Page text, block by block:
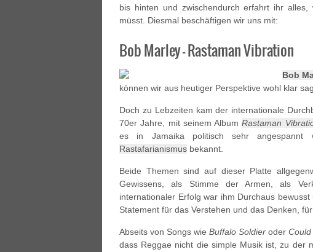
bis hinten und zwischendurch erfahrt ihr
müsst. Diesmal beschäftigen wir uns mit:
Bob Marley – Rastaman Vibration
Bob
können wir aus heutiger Perspektive wohl klar
Doch zu Lebzeiten kam der internationale
70er Jahre, mit seinem AlbumRastaman
es in Jamaika politisch sehr
Rastafarianismus bekannt.
Beide Themen sind auf dieser Platte
Gewissens, als Stimme der Armen, als
internationaler Erfolg war ihm Durchaus
Statement für das Verstehen und das Denken,
Abseits von Songs wie Buffalo Soldier oder Could
dass Reggae nicht die simple Musik ist, zu der